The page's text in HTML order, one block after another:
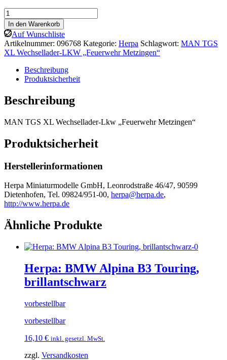
Herpa:
MAN
TGS
XL
Wechsellader-
Lkw
Metzingen“
Menge
In den Warenkorb
Auf Wunschliste
Artikelnummer: 096768 Kategorie: Herpa Schlagwort: MAN TGS
XL Wechsellader-LKW „Feuerwehr Metzingen“
Beschreibung
Produktsicherheit
Beschreibung
MAN TGS XL Wechsellader-Lkw „Feuerwehr Metzingen“
Produktsicherheit
Herstellerinformationen
Herpa Miniaturmodelle GmbH, Leonrodstraße 46/47, 90599
Dietenhofen, Tel. 09824/951-00, herpa@herpa.de,
http://www.herpa.de
Ähnliche Produkte
Herpa: BMW Alpina B3 Touring,
brillantschwarz
vorbestellbar
vorbestellbar
16,10 € inkl. gesetzl. MwSt.
zzgl. Versandkosten